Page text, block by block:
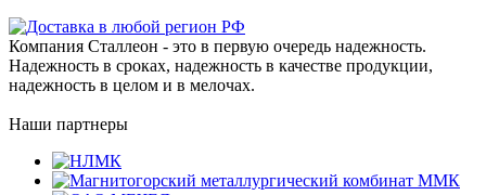
Компания Сталлеон - это в первую очередь надежность.
Надежность в сроках, надежность в качестве продукции,
надежность в целом и в мелочах.
Наши партнеры